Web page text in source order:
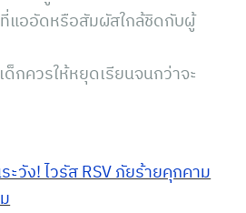
แออัดหรือสัมผัสใกล้ชิดกับผู้
กควรให้หยุดเรียนจนกว่าจะ
ะวัง! ไวรัส RSV ภัยร้ายคุกคาม